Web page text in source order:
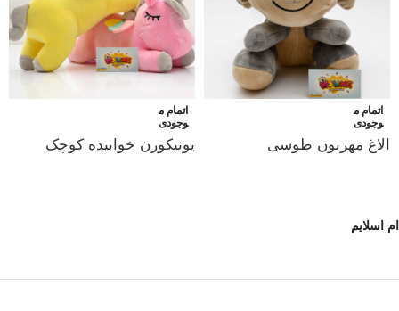
اتمام م
وجودی
الاغ مهربون طوسی
اتمام م
وجودی
یونیکورن خوابیده کوچک
ام اسلایم